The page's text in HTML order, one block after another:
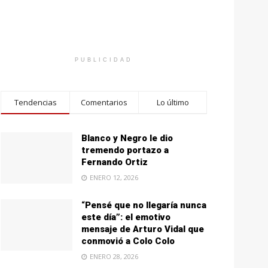
PUBLICIDAD
Tendencias Comentarios Lo último
Blanco y Negro le dio
tremendo portazo a
Fernando Ortiz
ENERO 12, 2026
“Pensé que no llegaría nunca
este día”: el emotivo
mensaje de Arturo Vidal que
conmovió a Colo Colo
ENERO 28, 2026